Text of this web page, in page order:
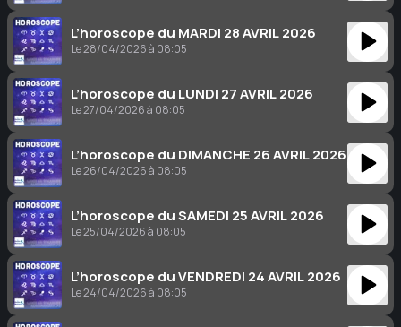
L’horoscope du MARDI 28 AVRIL 2026
Le 28/04/2026 à 08:05
L’horoscope du LUNDI 27 AVRIL 2026
Le 27/04/2026 à 08:05
L’horoscope du DIMANCHE 26 AVRIL 2026
Le 26/04/2026 à 08:05
L’horoscope du SAMEDI 25 AVRIL 2026
Le 25/04/2026 à 08:05
L’horoscope du VENDREDI 24 AVRIL 2026
Le 24/04/2026 à 08:05